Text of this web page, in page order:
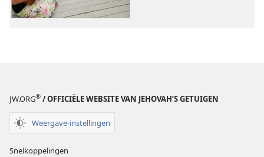
JW.ORG® / OFFICIËLE WEBSITE VAN JEHOVAH’S GETUIGEN
Weergave-instellingen
Snelkoppelingen